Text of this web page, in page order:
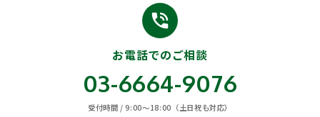
phone_in_talk
お電話でのご相談
03-6664-9076
受付時間 / 9:00〜18:00（土日祝も対応）